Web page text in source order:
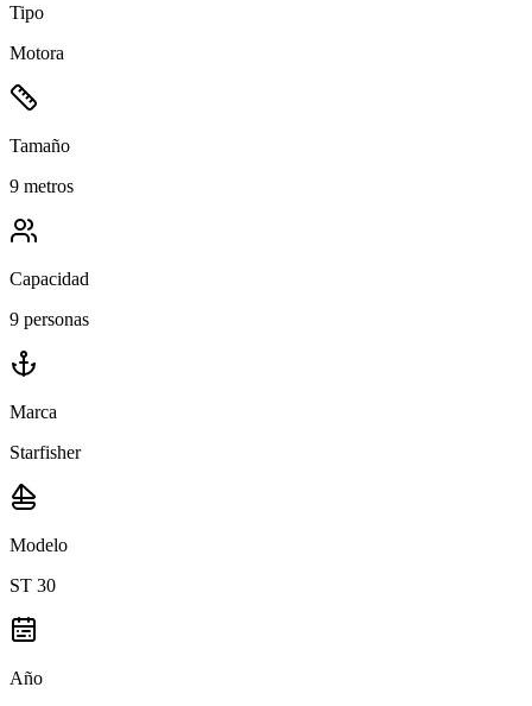
Tipo
Motora
Tamaño
9 metros
Capacidad
9 personas
Marca
Starfisher
Modelo
ST 30
Año